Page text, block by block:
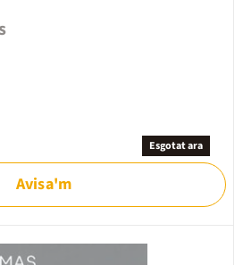
Esgotat ara
Avisa'm